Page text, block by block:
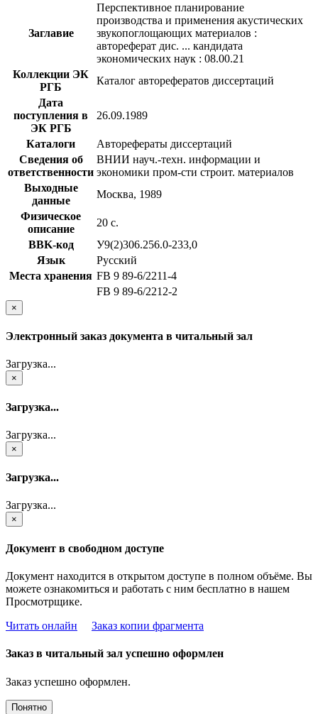
Заглавие
Перспективное планирование
производства и применения акустических
звукопоглощающих материалов :
автореферат дис. ... кандидата
экономических наук : 08.00.21
Коллекции ЭК
РГБ
Каталог авторефератов диссертаций
Дата
поступления в
ЭК РГБ
26.09.1989
Каталоги
Авторефераты диссертаций
Сведения об
ответственности
ВНИИ науч.-техн. информации и
экономики пром-сти строит. материалов
Выходные
данные
Москва, 1989
Физическое
описание
20 с.
BBK-код
У9(2)306.256.0-233,0
Язык
Русский
Места хранения FB 9 89-6/2211-4
FB 9 89-6/2212-2
×
Электронный заказ документа в читальный зал
Загрузка...
×
Загрузка...
Загрузка...
×
Загрузка...
Загрузка...
×
Документ в свободном доступе
Документ находится в открытом доступе в полном объёме. Вы
можете ознакомиться и работать с ним бесплатно в нашем
Просмотрщике.
Читать онлайн
Заказ копии фрагмента
Заказ в читальный зал успешно оформлен
Заказ успешно оформлен.
Понятно